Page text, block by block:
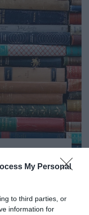
My Personal
to third parties, or
information for
az
sok olyan
vagy
túl